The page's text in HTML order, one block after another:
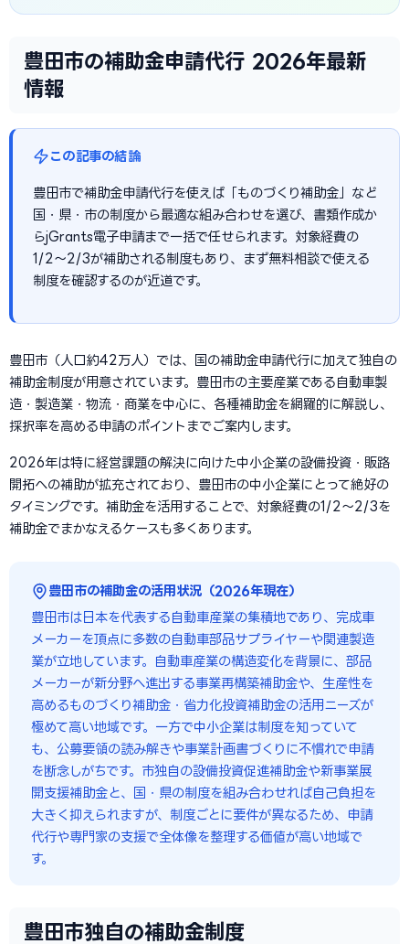
豊田市の補助金申請代行 2026年最新
情報
この記事の結論
豊田市で補助金申請代行を使えば「ものづくり補助金」など
国・県・市の制度から最適な組み合わせを選び、書類作成か
らjGrants電子申請まで一括で任せられます。対象経費の
1/2〜2/3が補助される制度もあり、まず無料相談で使える
制度を確認するのが近道です。
豊田市（人口約42万人）では、国の補助金申請代行に加えて独自の
補助金制度が用意されています。豊田市の主要産業である自動車製
造・製造業・物流・商業を中心に、各種補助金を網羅的に解説し、
採択率を高める申請のポイントまでご案内します。
2026年は特に経営課題の解決に向けた中小企業の設備投資・販路
開拓への補助が拡充されており、豊田市の中小企業にとって絶好の
タイミングです。補助金を活用することで、対象経費の1/2〜2/3を
補助金でまかなえるケースも多くあります。
豊田市の補助金の活用状況（2026年現在）
豊田市は日本を代表する自動車産業の集積地であり、完成車
メーカーを頂点に多数の自動車部品サプライヤーや関連製造
業が立地しています。自動車産業の構造変化を背景に、部品
メーカーが新分野へ進出する事業再構築補助金や、生産性を
高めるものづくり補助金・省力化投資補助金の活用ニーズが
極めて高い地域です。一方で中小企業は制度を知っていて
も、公募要領の読み解きや事業計画書づくりに不慣れで申請
を断念しがちです。市独自の設備投資促進補助金や新事業展
開支援補助金と、国・県の制度を組み合わせれば自己負担を
大きく抑えられますが、制度ごとに要件が異なるため、申請
代行や専門家の支援で全体像を整理する価値が高い地域で
す。
豊田市独自の補助金制度